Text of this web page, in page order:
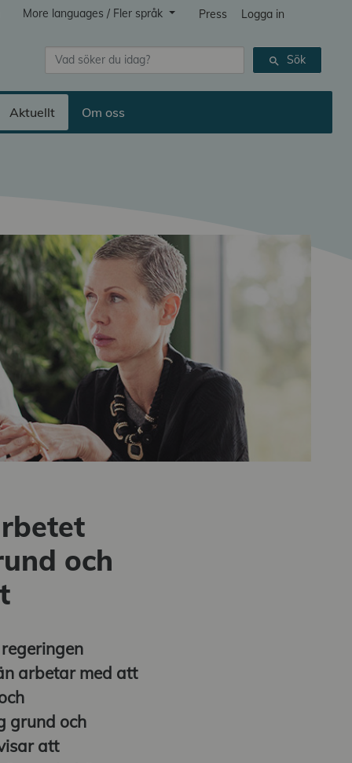
More languages / Fler språk Press Logga in
search Sök
Aktuellt Om oss
och
arbetar med att
grund och
att